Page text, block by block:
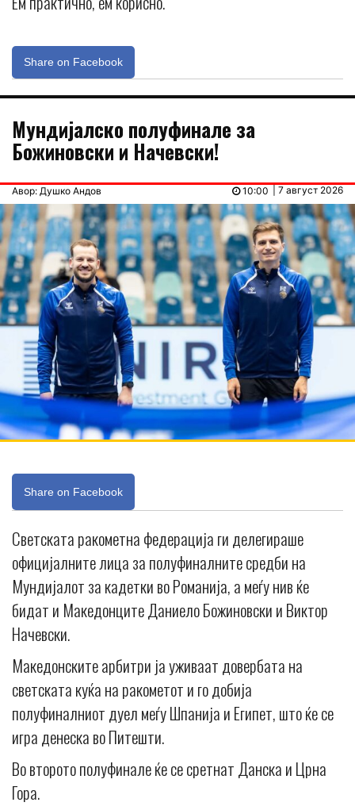
Share on Facebook
Мундијалско полуфинале за
Божиновски и Начевски!
Авор: Душко Андов | 7 август 2026
10:00
Share on Facebook
Светската ракометна федерација ги делегираше
официјалните лица за полуфиналните средби на
Мундијалот за кадетки во Романија, а меѓу нив ќе
бидат и Македонците Даниело Божиновски и Виктор
Начевски.
Македонските арбитри ја уживаат довербата на
светската куќа на ракометот и го добија
полуфиналниот дуел меѓу Шпанија и Египет, што ќе се
игра денеска во Питешти.
Во второто полуфинале ќе се сретнат Данска и Црна
Гора.